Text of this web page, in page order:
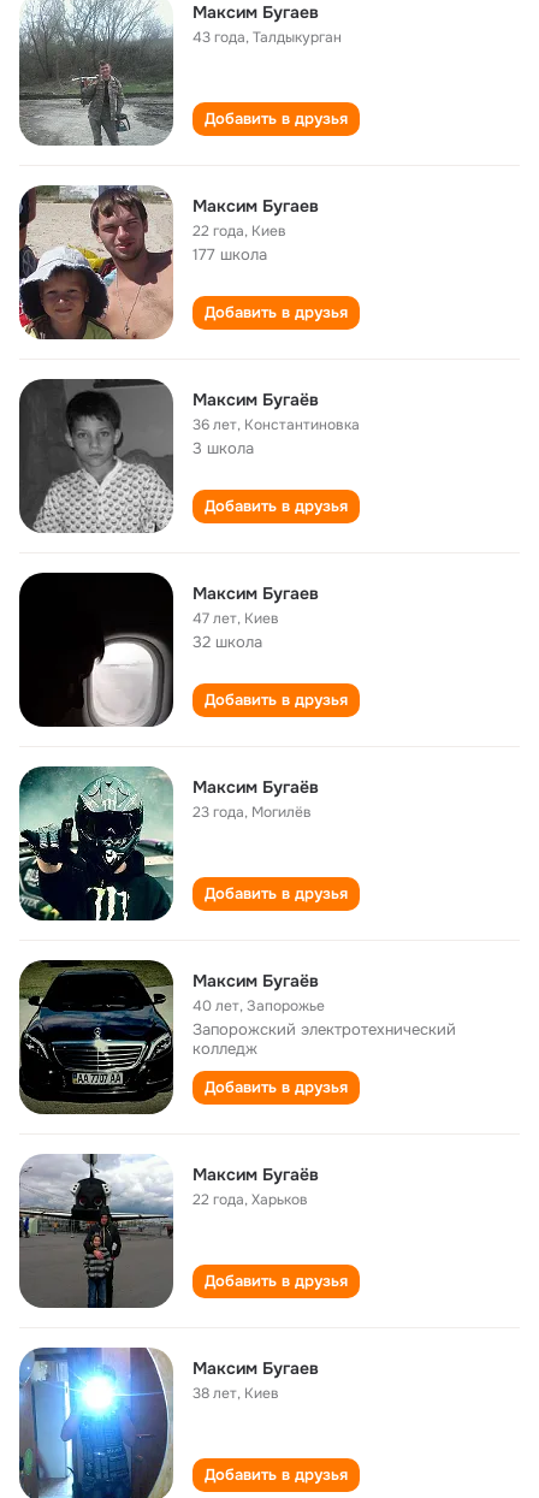
Максим Бугаев
43 года,Талдыкурган
Добавить в друзья
Максим Бугаев
22 года, Киев
177 школа
Добавить в друзья
Максим Бугаёв
36 лет, Константиновка
3 школа
Добавить в друзья
Максим Бугаев
47 лет, Киев
32 школа
Добавить в друзья
Максим Бугаёв
23 года, Могилёв
Добавить в друзья
Максим Бугаёв
40 лет,Запорожье
Запорожский электротехнический
колледж
Добавить в друзья
Максим Бугаёв
22 года,Харьков
Добавить в друзья
Максим Бугаев
38 лет, Киев
Добавить в друзья